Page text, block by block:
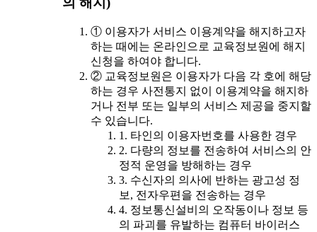
① 이용자가 서비스 이용계약을 해지하고자
하는 때에는 온라인으로 교육정보원에 해지
신청을 하여야 합니다.
② 교육정보원은 이용자가 다음 각 호에 해당
하는 경우 사전통지 없이 이용계약을 해지하
거나 전부 또는 일부의 서비스 제공을 중지할
수 있습니다.
1. 타인의 이용자번호를 사용한 경우
2. 다량의 정보를 전송하여 서비스의 안
정적 운영을 방해하는 경우
3. 수신자의 의사에 반하는 광고성 정
보, 전자우편을 전송하는 경우
4. 정보통신설비의 오작동이나 정보 등
의 파괴를 유발하는 컴퓨터 바이러스